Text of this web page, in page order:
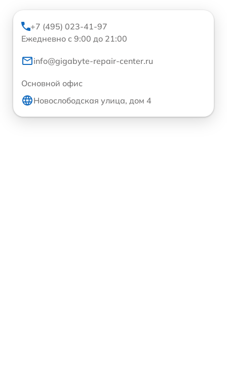
+7 (495) 023-41-97
Ежедневно с 9:00 до 21:00
info@gigabyte-repair-center.ru
Основной офис
Новослободская улица, дом 4